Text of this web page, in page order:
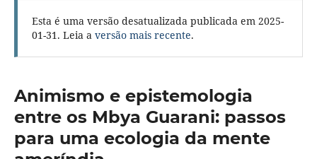
Esta é uma versão desatualizada publicada em 2025-
01-31. Leia a versão mais recente.
Animismo e epistemologia
entre os Mbya Guarani: passos
para uma ecologia da mente